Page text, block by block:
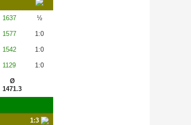
1637 ½
1577 1:0
1542 1:0
1129 1:0
Ø
1471.3
1:3